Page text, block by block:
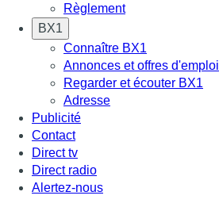
Règlement
BX1
Connaître BX1
Annonces et offres d'emploi
Regarder et écouter BX1
Adresse
Publicité
Contact
Direct tv
Direct radio
Alertez-nous